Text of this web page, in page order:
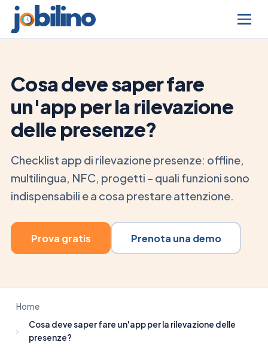
Cosa deve saper fare
un'app per la rilevazione
delle presenze?
Checklist app di rilevazione presenze: offline,
multilingua, NFC, progetti – quali funzioni sono
indispensabili e a cosa prestare attenzione.
Prova gratis Prenota una demo
Home
Cosa deve saper fare un'app per la rilevazione delle
presenze?